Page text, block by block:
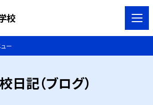
校
ー
日記（ブログ）